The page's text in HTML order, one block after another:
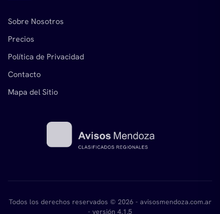
Sobre Nosotros
Precios
Política de Privacidad
Contacto
Mapa del Sitio
Todos los derechos reservados © 2026 - avisosmendoza.com.ar
- versión 4.1.5